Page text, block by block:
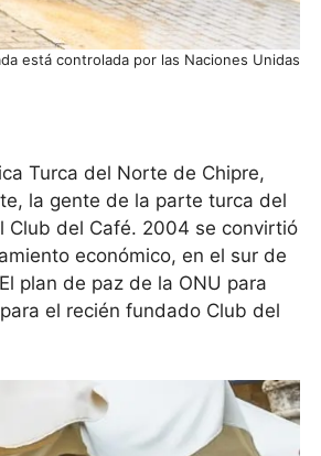
está controlada por las Naciones Unidas
Turca del Norte de Chipre,
la gente de la parte turca del
Club del Café. 2004 se convirtió
económico, en el sur de
plan de paz de la ONU para
el recién fundado Club del